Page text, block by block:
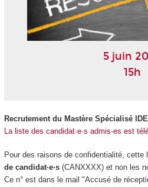
5 juin
15h
Recrutement du Mastère Spécialisé
La liste des candidat·e·s admis·es est
Pour des raisons de confidentialité, cette
de candidat·e·s(CANXXXX) et non les
Ce n° est dans le mail "Accusé de